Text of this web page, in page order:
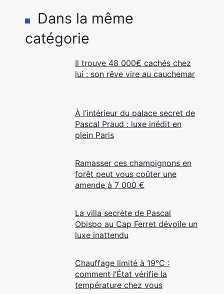
Dans la même
catégorie
Il trouve 48 000€ cachés chez
lui : son rêve vire au cauchemar
À l’intérieur du palace secret de
Pascal Praud : luxe inédit en
plein Paris
Ramasser ces champignons en
forêt peut vous coûter une
amende à 7 000 €
La villa secrète de Pascal
Obispo au Cap Ferret dévoile un
luxe inattendu
Chauffage limité à 19°C :
comment l’État vérifie la
température chez vous